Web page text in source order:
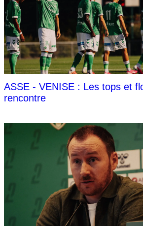
ASSE - VENISE : Les tops et
rencontre